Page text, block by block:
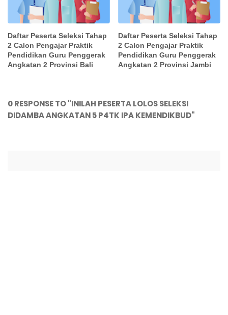
Daftar Peserta Seleksi Tahap
2 Calon Pengajar Praktik
Pendidikan Guru Penggerak
Angkatan 2 Provinsi Bali
Daftar Peserta Seleksi Tahap
2 Calon Pengajar Praktik
Pendidikan Guru Penggerak
Angkatan 2 Provinsi Jambi
0 RESPONSE TO "INILAH PESERTA LOLOS SELEKSI
DIDAMBA ANGKATAN 5 P4TK IPA KEMENDIKBUD"